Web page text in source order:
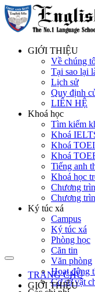
GIỚI THIỆU
Về chúng
Tại sao lại
Lịch sử
Quy định
LIÊN HỆ
Khoá học
Tìm kiếm
Khoá
Khoá
Khoá
Tiếng anh
Khoá học
Chương
Chương
Ký túc xá
Campus
Ký túc xá
Phòng học
Căn tin
Văn phòng
Hoạt động
Cơ sở vật
TRANG CHỦ
GIỚI THIỆU